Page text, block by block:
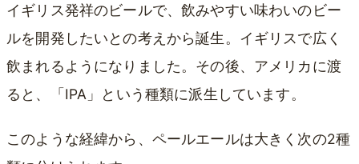
イギリス発祥のビールで、飲みやすい味わいのビー
ルを開発したいとの考えから誕生。イギリスで広く
飲まれるようになりました。その後、アメリカに渡
ると、「IPA」という種類に派生しています。
このような経緯から、ペールエールは大きく次の2種